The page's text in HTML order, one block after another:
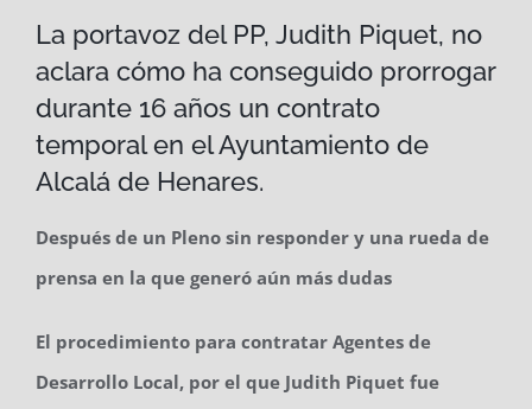
La portavoz del PP, Judith Piquet, no
aclara cómo ha conseguido prorrogar
durante 16 años un contrato
temporal en el Ayuntamiento de
Alcalá de Henares.
Después de un Pleno sin responder y una rueda de
prensa en la que generó aún más dudas
El procedimiento para contratar Agentes de
Desarrollo Local, por el que Judith Piquet fue